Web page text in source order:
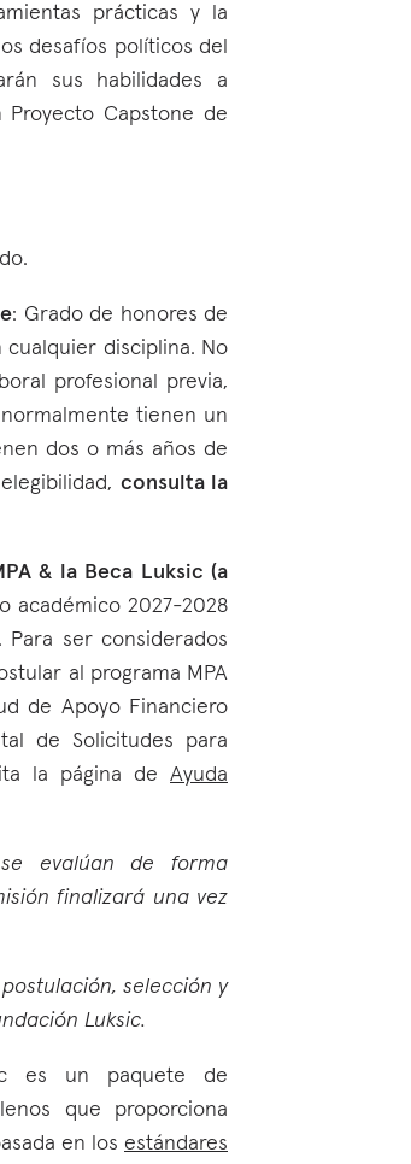
prácticas y la
desafíos políticos del
sus habilidades a
Capstone de
: Grado de honores de
cualquier disciplina. No
profesional previa,
tienen un
dos o más años de
consulta la
& la Beca Luksic (a
académico 2027-2028
ser considerados
al programa MPA
de Apoyo Financiero
de Solicitudes para
la página de Ayuda
evalúan de forma
finalizará una vez
selección y
Luksic.
es un paquete de
que proporciona
en los estándares